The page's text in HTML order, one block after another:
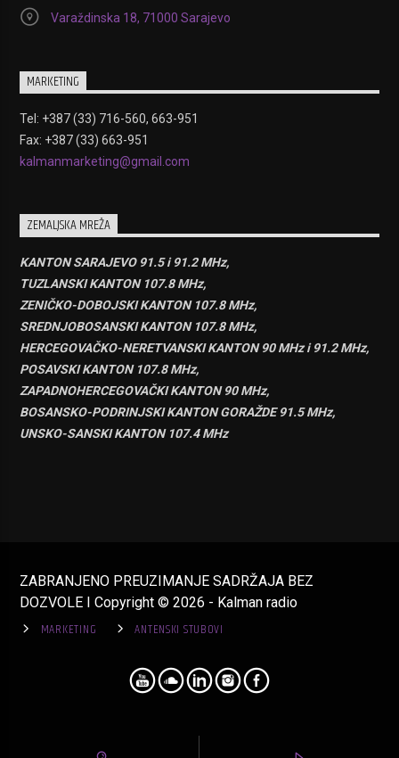
Varaždinska 18, 71000 Sarajevo
MARKETING
Tel: +387 (33) 716-560, 663-951
Fax: +387 (33) 663-951
kalmanmarketing@gmail.com
ZEMALJSKA MREŽA
KANTON SARAJEVO 91.5 i 91.2 MHz,
TUZLANSKI KANTON 107.8 MHz,
ZENIČKO-DOBOJSKI KANTON 107.8 MHz,
SREDNJOBOSANSKI KANTON 107.8 MHz,
HERCEGOVAČKO-NERETVANSKI KANTON 90 MHz i 91.2 MHz,
POSAVSKI KANTON 107.8 MHz,
ZAPADNOHERCEGOVAČKI KANTON 90 MHz,
BOSANSKO-PODRINJSKI KANTON GORAŽDE 91.5 MHz,
UNSKO-SANSKI KANTON 107.4 MHz
ZABRANJENO PREUZIMANJE SADRŽAJA BEZ
DOZVOLE I Copyright © 2026 - Kalman radio
MARKETING ANTENSKI STUBOVI